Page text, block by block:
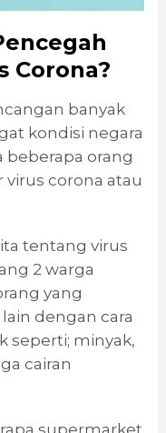
Corona?
banyak
kondisi negara
beberapa orang
corona atau
tentang virus
2 warga
yang
dengan cara
seperti; minyak,
cairan